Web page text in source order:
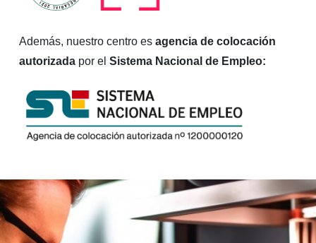
Además, nuestro centro es agencia de colocación
autorizada por el Sistema Nacional de Empleo: